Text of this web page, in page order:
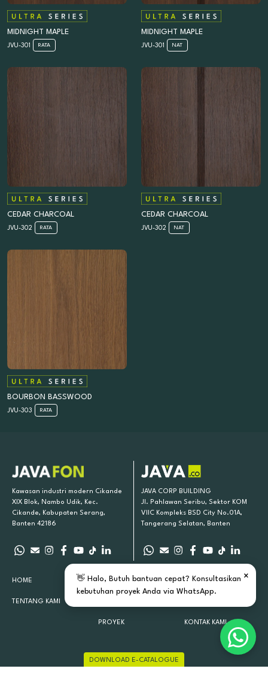
MIDNIGHT MAPLE
JVU-301 RATA
MIDNIGHT MAPLE
JVU-301 NAT
CEDAR CHARCOAL
JVU-302 RATA
CEDAR CHARCOAL
JVU-302 NAT
BOURBON BASSWOOD
JVU-303 RATA
Kawasan industri modern Cikande
XIX Blok, Nambo Udik, Kec.
Cikande, Kabupaten Serang,
Banten 42186
JAVA CORP BUILDING
Jl. Pahlawan Seribu, Sektor KOM
VIIC Kompleks BSD City No.01A,
Tangerang Selatan, Banten
HOME
TENTANG KAMI
PRODUK KAMI
PROYEK
INSPIRASI
KONTAK KAMI
DOWNLOAD E-CATALOGUE
×
👋 Halo, Butuh bantuan cepat? Konsultasikan
kebutuhan proyek Anda via WhatsApp.